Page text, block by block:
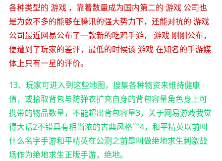
各种类型的 游戏 ，靠着数量成为国内第二的 游戏 公司也
是为数不多的能够在腾讯的强大势力下，还能对抗的 游戏
公司最近网易公布了一款新的吃鸡手游， 游戏 刚刚公布，
便遭到了玩家的差评，最低的时候该 游戏 在知名的手游媒
体上只有一星的评价。
13、玩家可进入到这些地图，搜集各种物资来维持健康
值，或拾取背包与防弹衣扩充自身的背包容量角色身上可
携带的物品数量，不能超出背包容量3，关于网易游戏我觉
得大话2不错具有相当浓的古典风格```4，和平精英以前叫
什么名字手游和平精英在公测之前是叫做绝地求生刺激战
场作为绝地求生正版手游，绝地。